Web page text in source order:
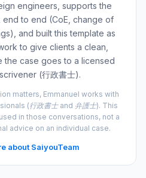
engineers, supports the
to end (CoE, change of
and built this template as
to give clients a clean,
case goes to a licensed
(行政書士).
matters, Emmanuel works with
(行政書士 and 弁護士). This
in those conversations, not a
advice on an individual case.
about SaiyouTeam